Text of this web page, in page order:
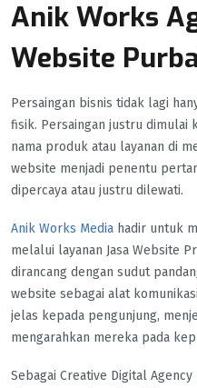
Anik Works
Website
Persaingan bisnis tidak lagi
fisik. Persaingan justru dimulai
nama produk atau layanan di
website menjadi penentu
dipercaya atau justru dilewati.
Anik Works Media hadir untuk
melalui layanan Jasa Website
dirancang dengan sudut
website sebagai alat
jelas kepada pengunjung,
mengarahkan mereka pada
Sebagai Creative Digital